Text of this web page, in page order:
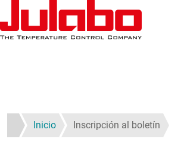
Pasar al contenido principal
Inicio Inscripción al boletín